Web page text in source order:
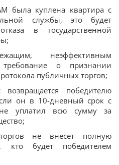
была куплена квартира с
службы, это будет
в государственной
неэффективным
о признании
публичных торгов;
возвращается победителю
он в 10-дневный срок с
уплатил всю сумму за
не внесет полную
кто будет победителем